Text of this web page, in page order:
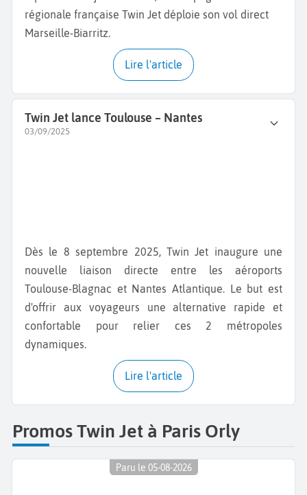
régionale française Twin Jet déploie son vol direct
Marseille-Biarritz.
Lire l'article
Twin Jet lance Toulouse – Nantes
03/09/2025
Dès le 8 septembre 2025, Twin Jet inaugure une
nouvelle liaison directe entre les aéroports
Toulouse-Blagnac et Nantes Atlantique. Le but est
d'offrir aux voyageurs une alternative rapide et
confortable pour relier ces 2 métropoles
dynamiques.
Lire l'article
Promos Twin Jet à Paris Orly
Paru le 05-08-2026